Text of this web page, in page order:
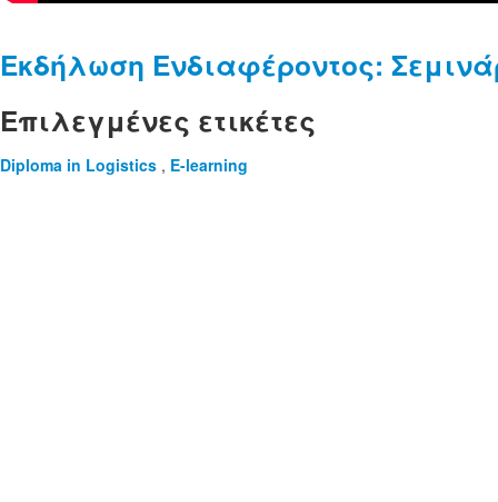
Εκδήλωση Ενδιαφέροντος:
Επιλεγμένες ετικέτες
Diploma in Logistics , E-learning